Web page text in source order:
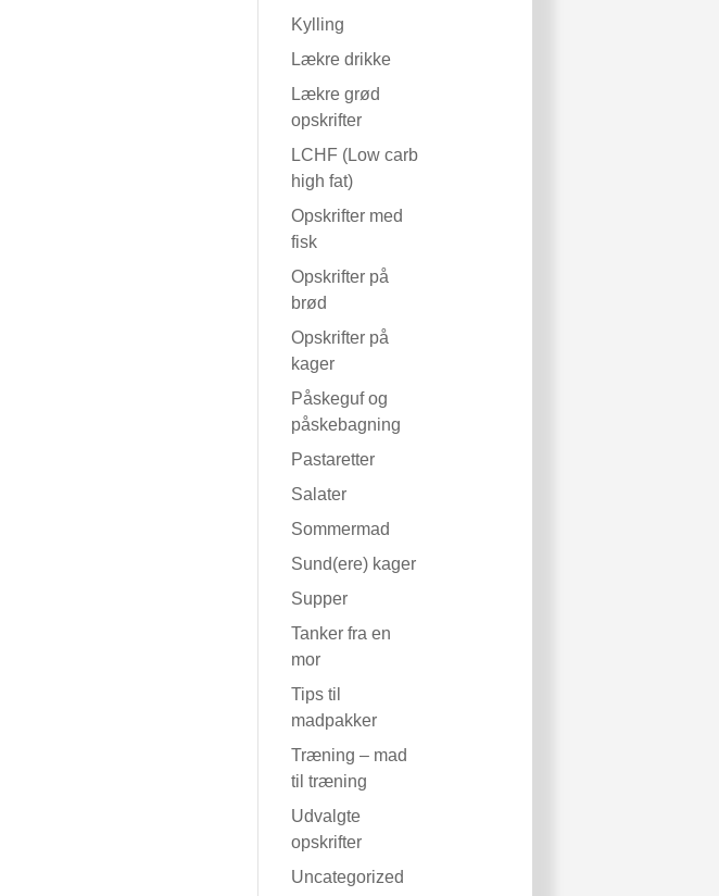
Kylling
Lækre drikke
Lækre grød
opskrifter
LCHF (Low carb
high fat)
Opskrifter med
fisk
Opskrifter på
brød
Opskrifter på
kager
Påskeguf og
påskebagning
Pastaretter
Salater
Sommermad
Sund(ere) kager
Supper
Tanker fra en
mor
Tips til
madpakker
Træning – mad
til træning
Udvalgte
opskrifter
Uncategorized